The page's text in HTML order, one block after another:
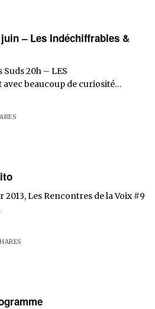
– Les Indéchiffrables &
Suds 20h – LES
avec beaucoup de curiosité…
Les Rencontres de la Voix #9